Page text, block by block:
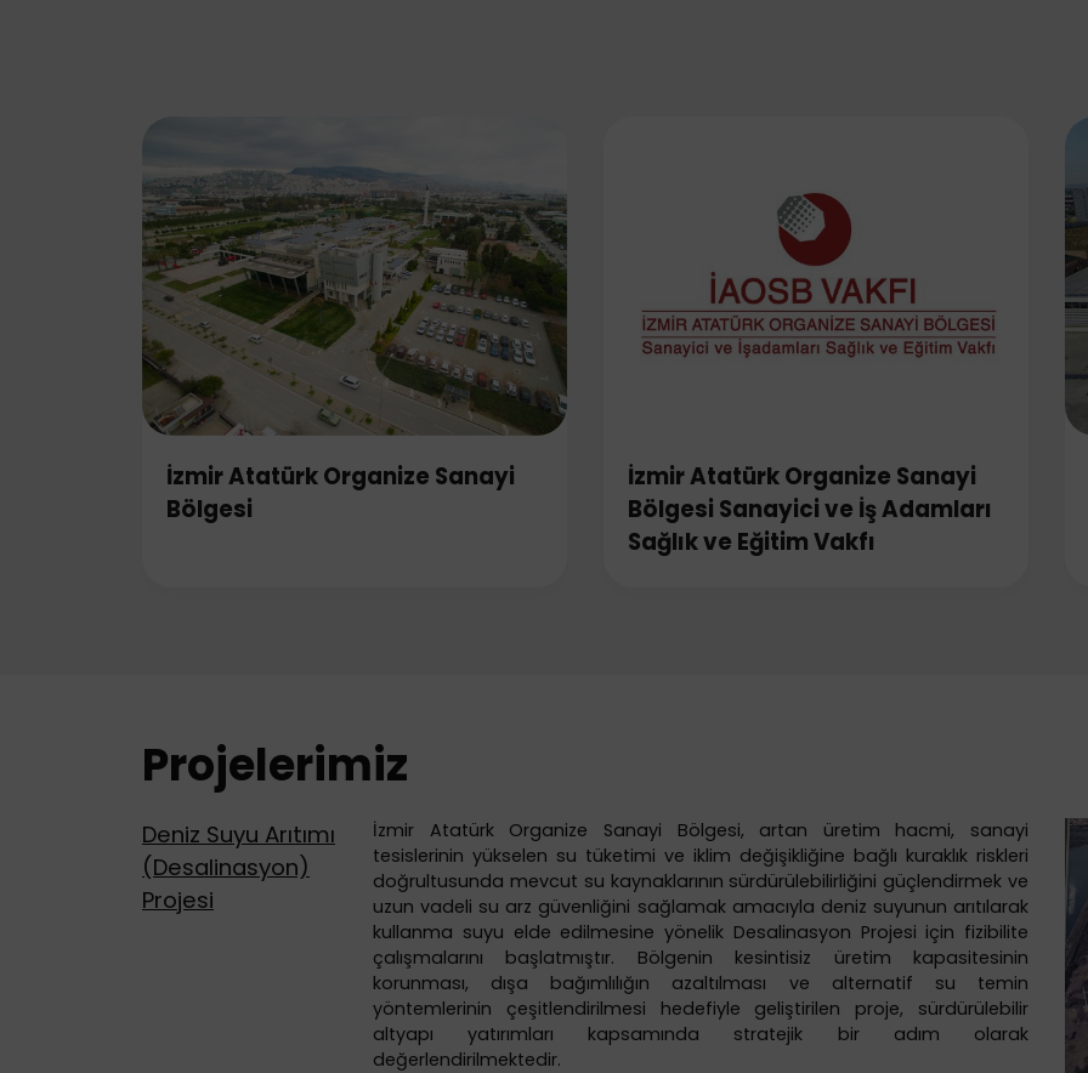
İzmir Atatürk Organize Sanayi
Bölgesi
İzmir Atatürk Organize Sanayi
Bölgesi Sanayici ve İş Adamları
Sağlık ve Eğitim Vakfı
Projelerimiz
Deniz Suyu Arıtımı
(Desalinasyon)
Projesi
İzmir Atatürk Organize Sanayi Bölgesi, artan üretim hacmi, sanayi
tesislerinin yükselen su tüketimi ve iklim değişikliğine bağlı kuraklık riskleri
doğrultusunda mevcut su kaynaklarının sürdürülebilirliğini güçlendirmek ve
uzun vadeli su arz güvenliğini sağlamak amacıyla deniz suyunun arıtılarak
kullanma suyu elde edilmesine yönelik Desalinasyon Projesi için fizibilite
çalışmalarını başlatmıştır. Bölgenin kesintisiz üretim kapasitesinin
korunması, dışa bağımlılığın azaltılması ve alternatif su temin
yöntemlerinin çeşitlendirilmesi hedefiyle geliştirilen proje, sürdürülebilir
altyapı yatırımları kapsamında stratejik bir adım olarak
değerlendirilmektedir.